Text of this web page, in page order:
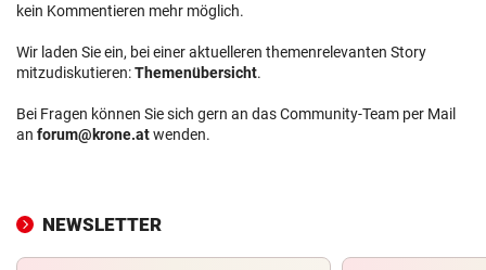
kein Kommentieren mehr möglich.
Wir laden Sie ein, bei einer aktuelleren themenrelevanten Story
mitzudiskutieren:Themenübersicht.
Bei Fragen können Sie sich gern an das Community-Team per Mail
an forum@krone.atwenden.
NEWSLETTER